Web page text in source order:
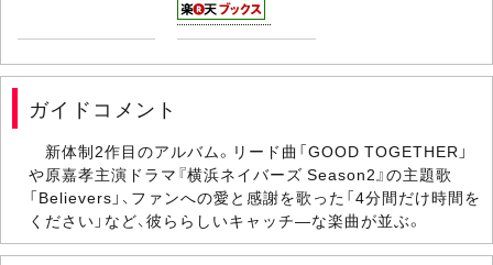
ガイドコメント
新体制2作目のアルバム。リード曲「GOOD TOGETHER」
や原嘉孝主演ドラマ『横浜ネイバーズ Season2』の主題歌
「Believers」、ファンへの愛と感謝を歌った「4分間だけ時間を
ください」など、彼ららしいキャッチ―な楽曲が並ぶ。